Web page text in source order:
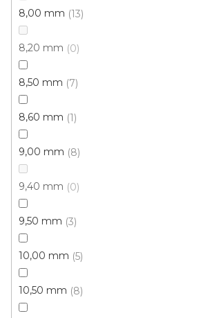
8,00 mm 13
8,20 mm 0
8,50 mm 7
8,60 mm 1
9,00 mm 8
9,40 mm 0
9,50 mm 3
10,00 mm 5
10,50 mm 8
Metrážový koberec FENIX GEL
206 Kč / m2
4 m